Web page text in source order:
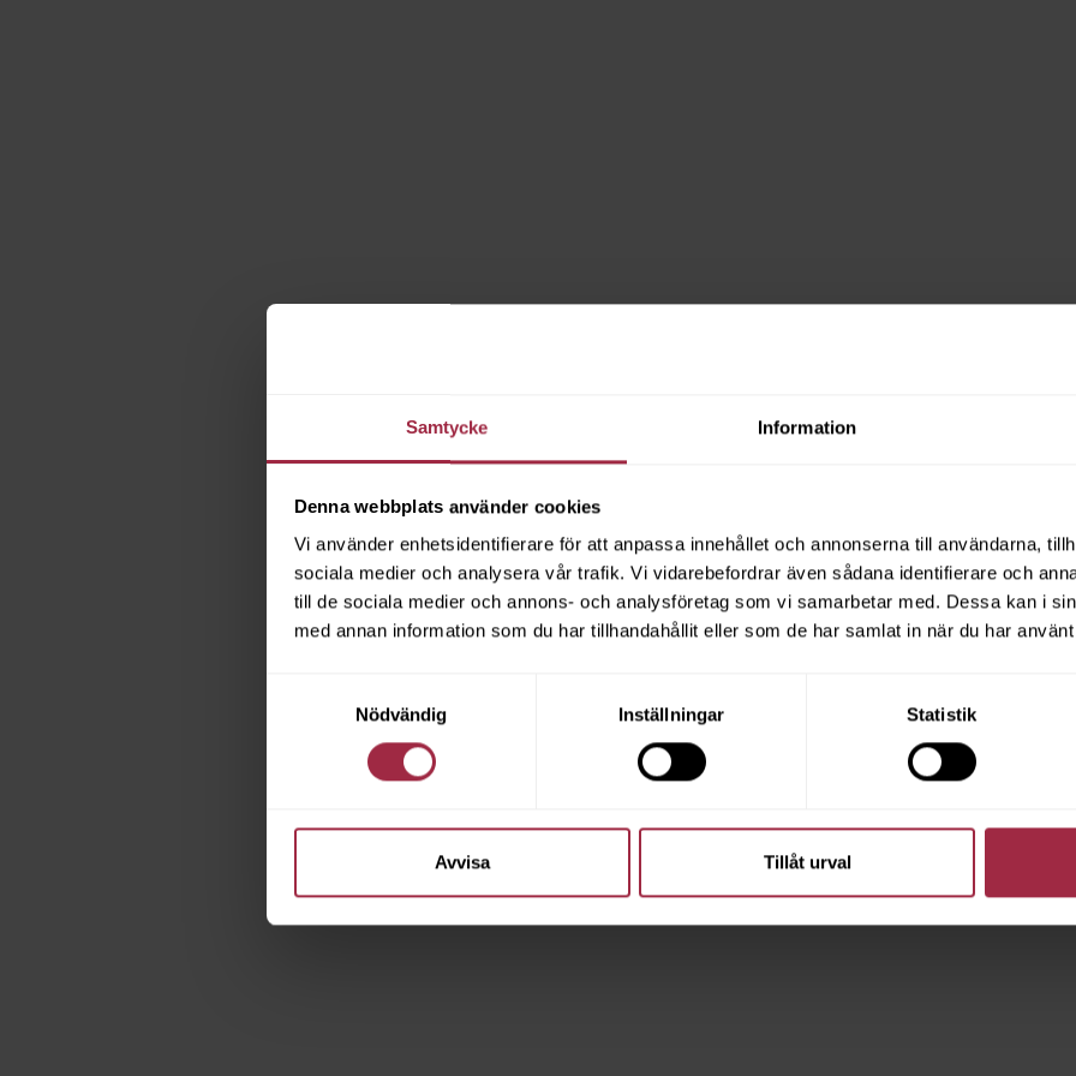
Samtycke Information
Denna webbplats använder cookies
Vi använder enhetsidentifierare för att anpassa innehållet och annonserna till användarna,
sociala medier och analysera vår trafik. Vi vidarebefordrar även sådana identifierare och
till de sociala medier och annons- och analysföretag som vi samarbetar med. Dessa kan i
med annan information som du har tillhandahållit eller som de har samlat in när du har
Nödvändig
Inställningar Statistik
Avvisa Tillåt urval